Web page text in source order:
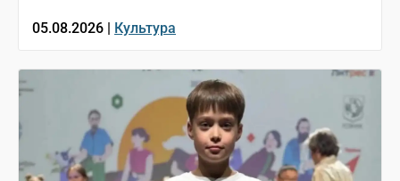
05.08.2026 | Культура